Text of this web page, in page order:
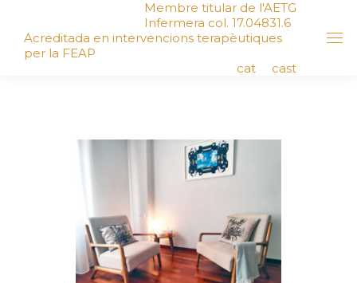
Membre titular de l'AETG
Infermera col. 17.04831.6
Acreditada en intervencions terapèutiques
per la FEAP
cat
cast